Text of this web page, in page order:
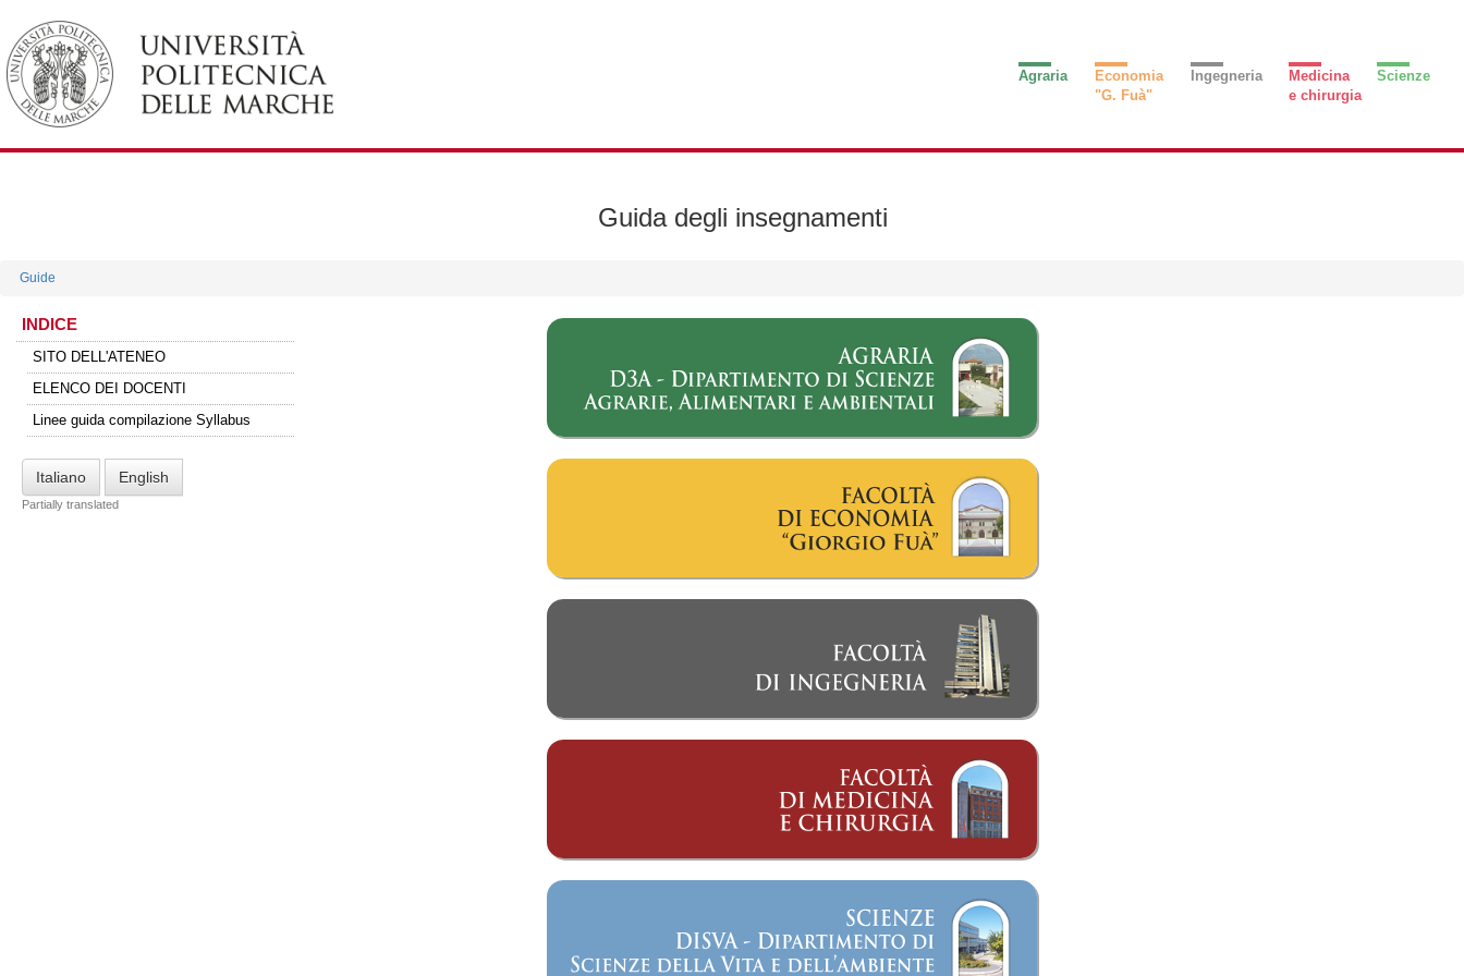
Agraria
Economia
"G. Fuà"
Ingegneria
Medicina
e chirurgia
Scienze
Guida degli insegnamenti
Guide
INDICE
SITO DELL'ATENEO
ELENCO DEI DOCENTI
Linee guida compilazione Syllabus
Italiano English
Partially translated